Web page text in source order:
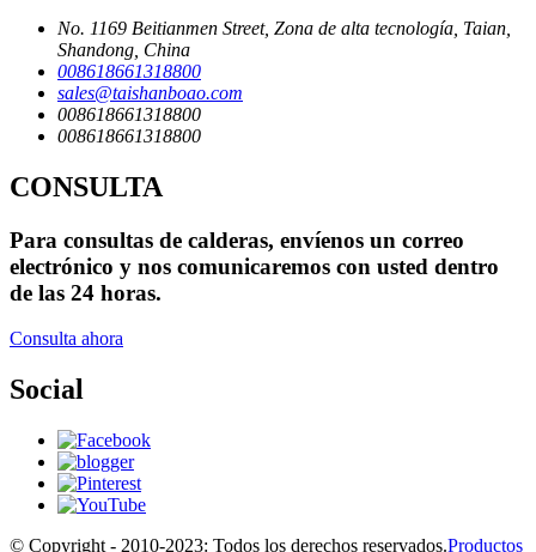
No. 1169 Beitianmen Street, Zona de alta tecnología, Taian,
Shandong, China
008618661318800
sales@taishanboao.com
008618661318800
008618661318800
CONSULTA
Para consultas de calderas, envíenos un correo
electrónico y nos comunicaremos con usted dentro
de las 24 horas.
Consulta ahora
Social
© Copyright - 2010-2023: Todos los derechos reservados.Productos